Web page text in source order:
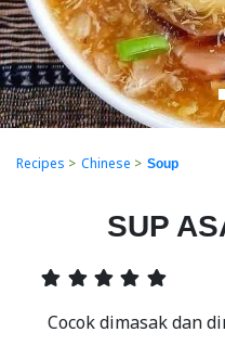
Recipes > Chinese > Soup
SUP
Cocok dimasak dan